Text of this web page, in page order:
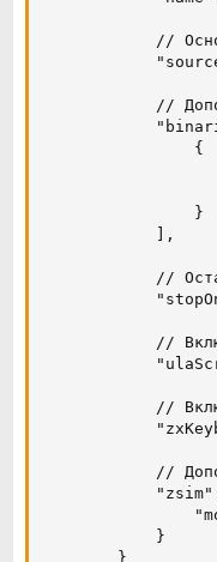
//
//
                {
                }
            ],
//
//
//
//
            }
        }